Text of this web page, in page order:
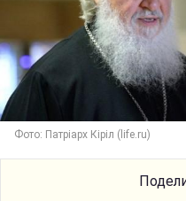
Фото: Патріарх Кіріл (life.ru)